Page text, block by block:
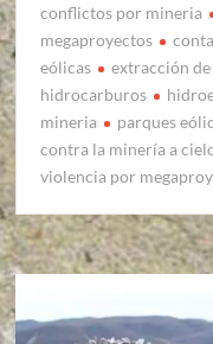
conflictos por mineria
megaproyectos
eólicas
extracción
hidrocarburos
mineria
parques
contra la minería a
violencia por